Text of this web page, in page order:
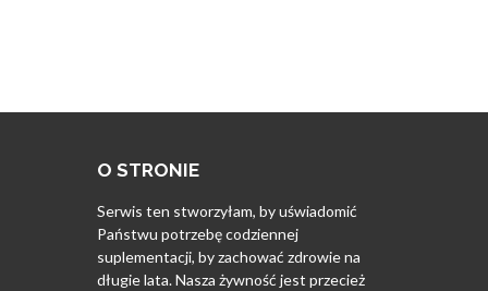
O STRONIE
Serwis ten stworzyłam, by uświadomić
Państwu potrzebę codziennej
suplementacji, by zachować zdrowie na
długie lata. Nasza żywność jest przecież